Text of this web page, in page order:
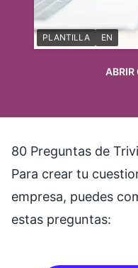
PLANTILLA EN
ABRIR
80 Preguntas de
Para crear tu
empresa, puedes
estas preguntas: